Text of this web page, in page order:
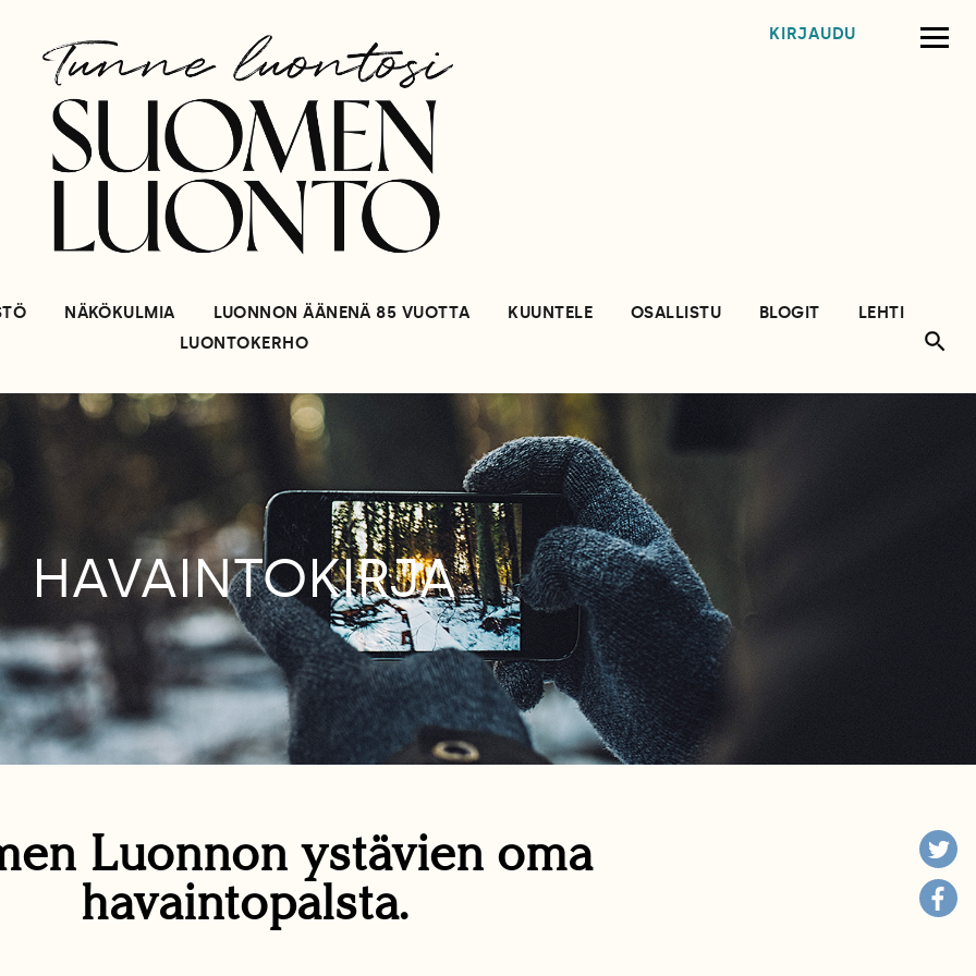
KIRJAUDU
NÄKÖKULMIA LUONNON ÄÄNENÄ 85 VUOTTA KUUNTELE OSALLISTU BLOGIT
LEHTI
LUONTOKERHO
HAVAINTOKIRJA
Luonnon ystävien oma
havaintopalsta.